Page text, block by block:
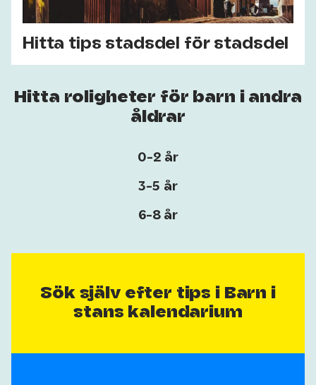
Hitta tips stadsdel för stadsdel
Hitta roligheter för barn i andra
åldrar
0-2 år
3-5 år
6-8 år
Sök själv efter tips i Barn i
stans kalendarium